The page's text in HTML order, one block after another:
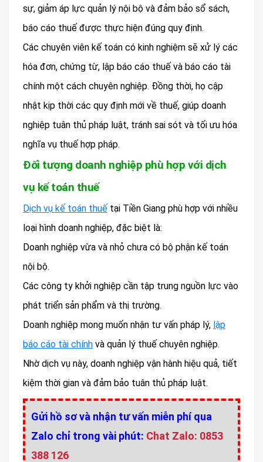
sự, giảm áp lực quản lý nội bộ và đảm bảo sổ sách,
báo cáo thuế được thực hiện đúng quy định.
Các chuyên viên kế toán có kinh nghiệm sẽ xử lý các
hóa đơn, chứng từ, lập báo cáo thuế và báo cáo tài
chính một cách chuyên nghiệp. Đồng thời, họ cập
nhật kịp thời các quy định mới về thuế, giúp doanh
nghiệp tuân thủ pháp luật, tránh sai sót và tối ưu hóa
nghĩa vụ thuế hợp pháp.
Đối tượng doanh nghiệp phù hợp với dịch
vụ kế toán thuế
Dịch vụ kế toán thuế tại Tiền Giang phù hợp với nhiều
loại hình doanh nghiệp, đặc biệt là:
Doanh nghiệp vừa và nhỏ chưa có bộ phận kế toán
nội bộ.
Các công ty khởi nghiệp cần tập trung nguồn lực vào
phát triển sản phẩm và thị trường.
Doanh nghiệp mong muốn nhận tư vấn pháp lý, lập
báo cáo tài chính và quản lý thuế chuyên nghiệp.
Nhờ dịch vụ này, doanh nghiệp vận hành hiệu quả, tiết
kiệm thời gian và đảm bảo tuân thủ pháp luật.
Gửi hồ sơ và nhận tư vấn miễn phí qua
Zalo chỉ trong vài phút: Chat Zalo: 0853
388 126